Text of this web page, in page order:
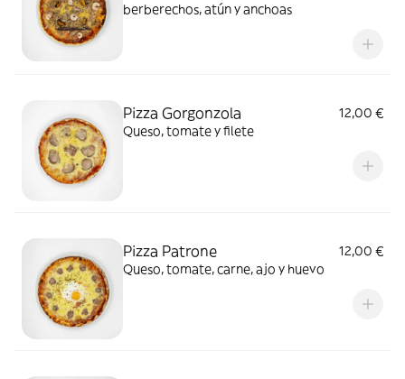
berberechos, atún y anchoas
Pizza Gorgonzola
12,00 €
Queso, tomate y filete
Pizza Patrone
12,00 €
Queso, tomate, carne, ajo y huevo